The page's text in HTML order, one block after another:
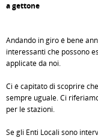
a gettone
Andando in giro é bene
interessanti che possono
applicate da noi.
Ci é capitato di scoprire
sempre uguale. Ci
per le stazioni.
Se gli Enti Locali sono